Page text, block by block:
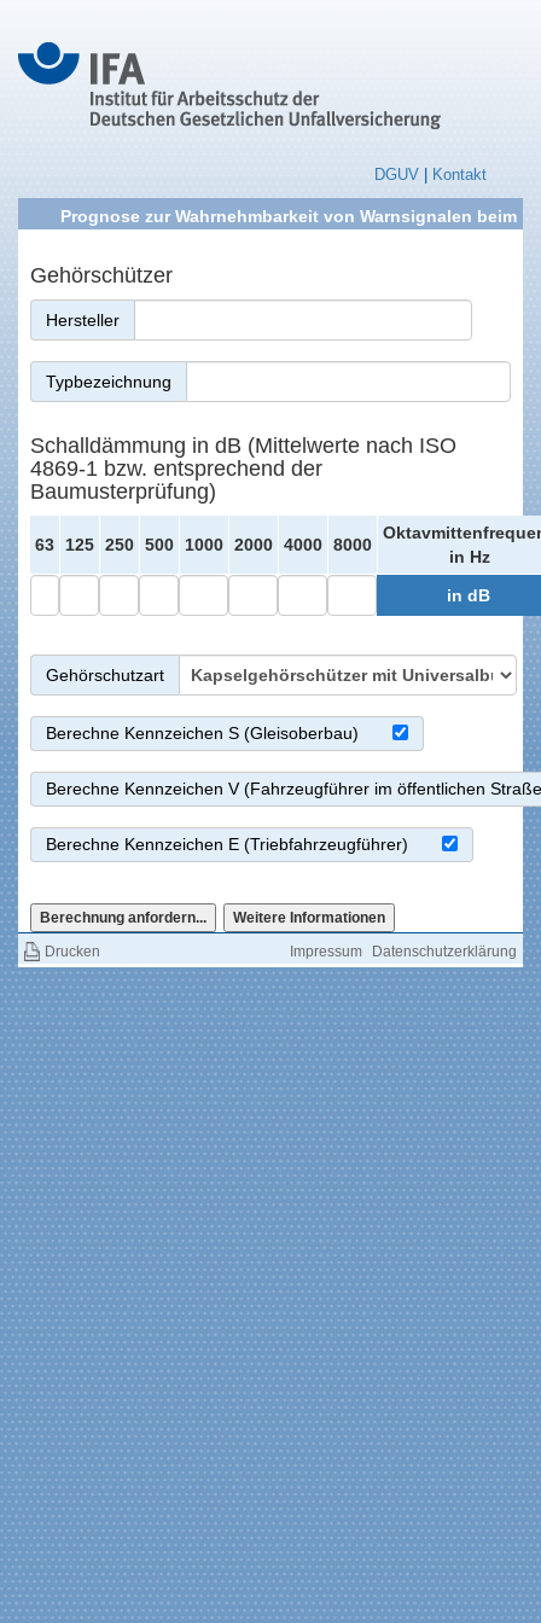
DGUV Kontakt
Prognose zur Wahrnehmbarkeit von Warnsignalen beim
Gehörschützer
Hersteller
Typbezeichnung
Schalldämmung in dB (Mittelwerte nach ISO
4869-1 bzw. entsprechend der
Baumusterprüfung)
63 125 250 500 1000 2000 4000 8000
in Hz
in dB
Gehörschutzart
Berechne Kennzeichen S (Gleisoberbau)
Berechne Kennzeichen V (Fahrzeugführer im öffentlichen
Berechne Kennzeichen E (Triebfahrzeugführer)
Berechnung anfordern...
Drucken
Impressum Datenschutzerklärung